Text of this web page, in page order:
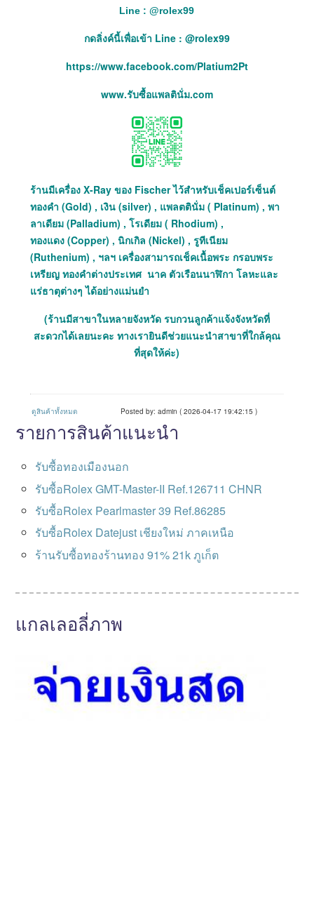
Line : @rolex99
กดลิ่งค์นี้เพื่อเข้า Line : @rolex99
https://www.facebook.com/Platium2Pt
www.รับซื้อแพลตินั่ม.com
ร้านมีเครื่อง X-Ray ของ Fischer ไว้สำหรับเช็คเปอร์เซ็นต์
ทองคำ (Gold) , เงิน (silver) , แพลตตินั่ม ( Platinum) , พา
ลาเดียม (Palladium) , โรเดียม ( Rhodium) ,
ทองแดง (Copper) , นิกเกิล (Nickel) , รูทีเนียม
(Ruthenium) , ฯลฯ เครื่องสามารถเช็คเนื้อพระ กรอบพระ
เหรียญ ทองคำต่างประเทศ นาค ตัวเรือนนาฬิกา โลหะและ
แร่ธาตุต่างๆ ได้อย่างแม่นยำ
(ร้านมีสาขาในหลายจังหวัด รบกวนลูกค้าแจ้งจังหวัดที่
สะดวกได้เลยนะคะ ทางเรายินดีช่วยแนะนำสาขาที่ใกล้คุณ
ที่สุดให้ค่ะ)
ดูสินค้าทั้งหมด Posted by: admin ( 2026-04-17 19:42:15 )
รายการสินค้าแนะนำ
รับซื้อทองเมืองนอก
รับซื้อRolex GMT-Master-II Ref.126711 CHNR
รับซื้อRolex Pearlmaster 39 Ref.86285
รับซื้อRolex Datejust เชียงใหม่ ภาคเหนือ
ร้านรับซื้อทองร้านทอง 91% 21k ภูเก็ต
แกลเลอลี่ภาพ